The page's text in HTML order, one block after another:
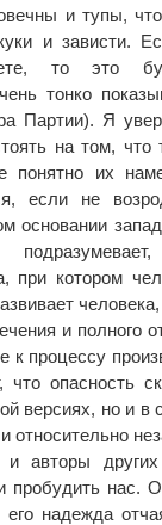
и тупы,
и зависти.
то это
тонко
Партии). Я
на том, что
понятно их
если не
основании
при котором
и полного
к процессу
что опасность
версиях, но и в
относительно
авторы других
пробудить нас.
его надежда